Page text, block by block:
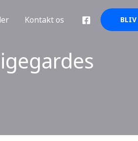
Kontakt os BLIV